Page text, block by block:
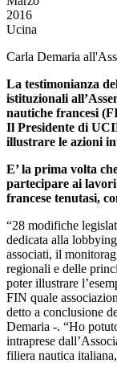
2016
Ucina
Carla Demaria
La testimonianza
istituzionali
nautiche francesi
Il Presidente di
illustrare le azioni
E’ la prima volta
partecipare ai lavori
francese tenutasi,
“28 modifiche
dedicata alla
associati, il
regionali e delle
poter illustrare
FIN quale
detto a conclusione
Demaria -. “Ho
intraprese
filiera nautica